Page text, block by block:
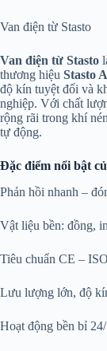
Van điện từ Stasto
Van điện từ Stasto
thương hiệu Stasto
độ kín tuyệt đối và
nghiệp. Với chất
rộng rãi trong khí
tự động.
Đặc điểm nổi bật
Phản hồi nhanh –
Vật liệu bền: đồng,
Tiêu chuẩn CE –
Lưu lượng lớn, độ
Hoạt động bền bỉ